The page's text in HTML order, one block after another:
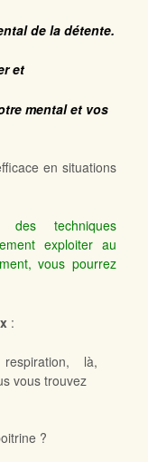
de la détente.
et
mental et vos
en situations
des techniques
exploiter au
vous pourrez
:
là,
vous trouvez
?